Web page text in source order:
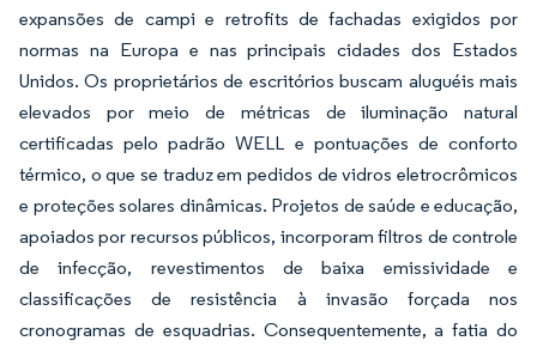
expansões de campi e retrofits de fachadas exigidos por
normas na Europa e nas principais cidades dos Estados
Unidos. Os proprietários de escritórios buscam aluguéis mais
elevados por meio de métricas de iluminação natural
certificadas pelo padrão WELL e pontuações de conforto
térmico, o que se traduz em pedidos de vidros eletrocrômicos
e proteções solares dinâmicas. Projetos de saúde e educação,
apoiados por recursos públicos, incorporam filtros de controle
de infecção, revestimentos de baixa emissividade e
classificações de resistência à invasão forçada nos
cronogramas de esquadrias. Consequentemente, a fatia do